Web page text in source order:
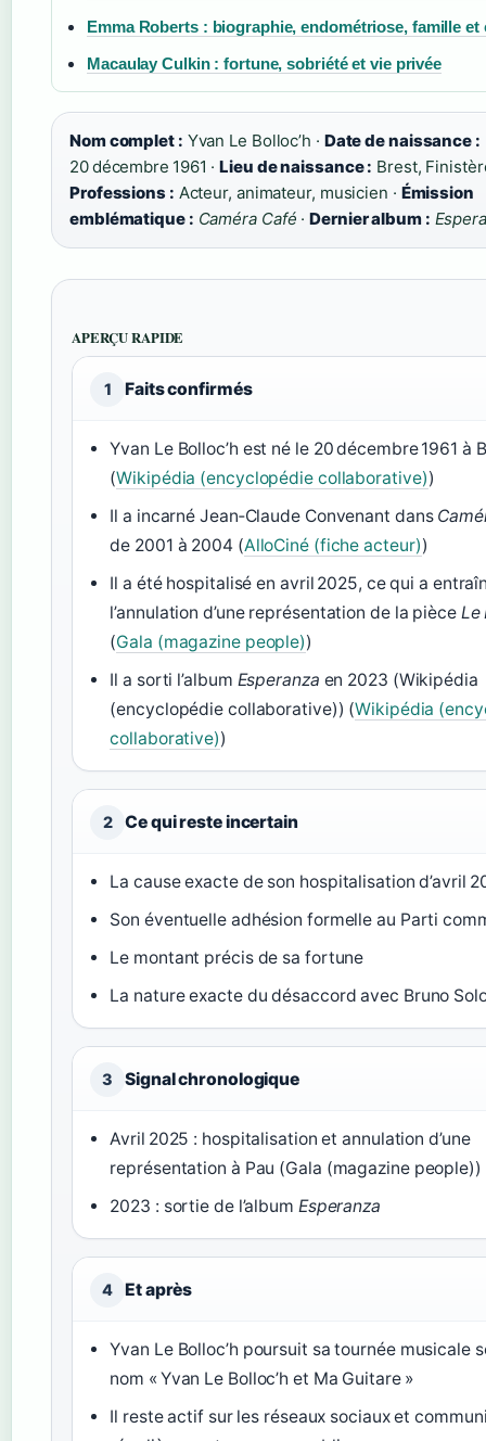
Emma Roberts : biographie, endométriose, famille et
Macaulay Culkin : fortune, sobriété et vie privée
Nom complet : Yvan Le Bolloc’h · Date de naissance :
20 décembre 1961 ·Lieu de naissance : Brest,
Professions : Acteur, animateur, musicien · Émission
emblématique : Caméra Café ·Dernier album :
APERÇU RAPIDE
1 Faits confirmés
Yvan Le Bolloc’h est né le 20 décembre 1961 à
(Wikipédia (encyclopédie collaborative))
Il a incarné Jean‑Claude Convenant dans
de 2001 à 2004 (AlloCiné (fiche acteur))
Il a été hospitalisé en avril 2025, ce qui a
l’annulation d’une représentation de la pièce Le
(Gala (magazine people))
Il a sorti l’album Esperanza en 2023 (Wikipédia
(encyclopédie collaborative)) (Wikipédia
collaborative))
2 Ce qui reste incertain
La cause exacte de son hospitalisation d’avril
Son éventuelle adhésion formelle au Parti
Le montant précis de sa fortune
La nature exacte du désaccord avec Bruno
3 Signal chronologique
Avril 2025 : hospitalisation et annulation d’une
représentation à Pau (Gala (magazine people))
2023 : sortie de l’album Esperanza
4 Et après
Yvan Le Bolloc’h poursuit sa tournée musicale
nom « Yvan Le Bolloc’h et Ma Guitare »
Il reste actif sur les réseaux sociaux et